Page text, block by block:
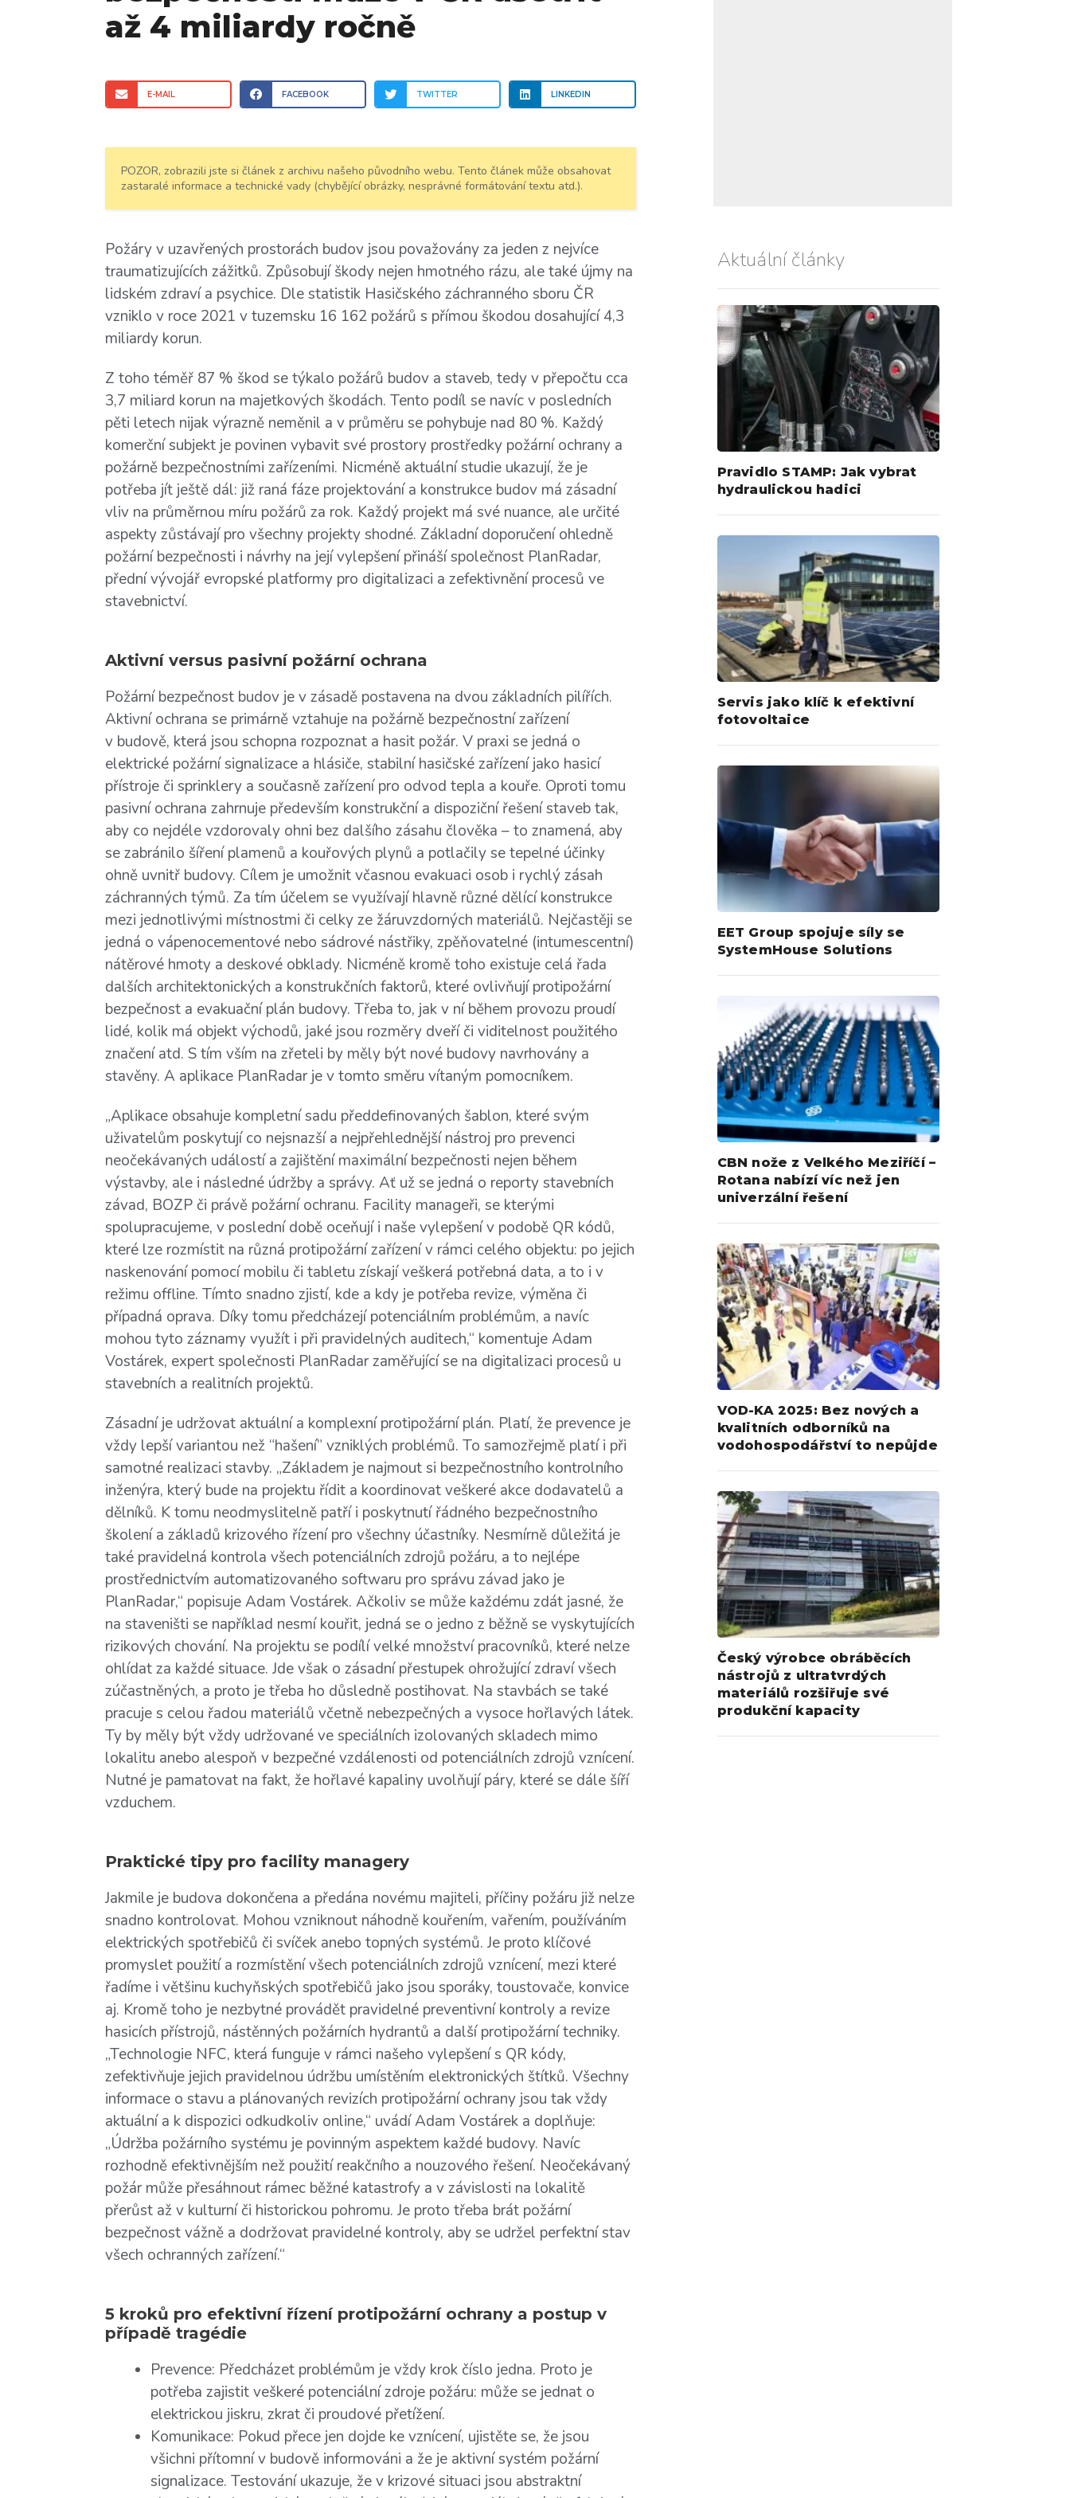
až 4 miliardy ročně
E-MAIL FACEBOOK TWITTER LINKEDIN
POZOR, zobrazili jste si článek z archivu našeho původního webu. Tento článek může obsahovat
zastaralé informace a technické vady (chybějící obrázky, nesprávné formátování textu atd.).
Požáry v uzavřených prostorách budov jsou považovány za jeden z nejvíce
traumatizujících zážitků. Způsobují škody nejen hmotného rázu, ale také újmy na
lidském zdraví a psychice. Dle statistik Hasičského záchranného sboru ČR
vzniklo v roce 2021 v tuzemsku 16 162 požárů s přímou škodou dosahující 4,3
miliardy korun.
Z toho téměř 87 % škod se týkalo požárů budov a staveb, tedy v přepočtu cca
3,7 miliard korun na majetkových škodách. Tento podíl se navíc v posledních
pěti letech nijak výrazně neměnil a v průměru se pohybuje nad 80 %. Každý
komerční subjekt je povinen vybavit své prostory prostředky požární ochrany a
požárně bezpečnostními zařízeními. Nicméně aktuální studie ukazují, že je
potřeba jít ještě dál: již raná fáze projektování a konstrukce budov má zásadní
vliv na průměrnou míru požárů za rok. Každý projekt má své nuance, ale určité
aspekty zůstávají pro všechny projekty shodné. Základní doporučení ohledně
požární bezpečnosti i návrhy na její vylepšení přináší společnost PlanRadar,
přední vývojář evropské platformy pro digitalizaci a zefektivnění procesů ve
stavebnictví.
Aktivní versus pasivní požární ochrana
Požární bezpečnost budov je v zásadě postavena na dvou základních pilířích.
Aktivní ochrana se primárně vztahuje na požárně bezpečnostní zařízení
v budově, která jsou schopna rozpoznat a hasit požár. V praxi se jedná o
elektrické požární signalizace a hlásiče, stabilní hasičské zařízení jako hasicí
přístroje či sprinklery a současně zařízení pro odvod tepla a kouře. Oproti tomu
pasivní ochrana zahrnuje především konstrukční a dispoziční řešení staveb tak,
aby co nejdéle vzdorovaly ohni bez dalšího zásahu člověka – to znamená, aby
se zabránilo šíření plamenů a kouřových plynů a potlačily se tepelné účinky
ohně uvnitř budovy. Cílem je umožnit včasnou evakuaci osob i rychlý zásah
záchranných týmů. Za tím účelem se využívají hlavně různé dělící konstrukce
mezi jednotlivými místnostmi či celky ze žáruvzdorných materiálů. Nejčastěji se
jedná o vápenocementové nebo sádrové nástřiky, zpěňovatelné (intumescentní)
nátěrové hmoty a deskové obklady. Nicméně kromě toho existuje celá řada
dalších architektonických a konstrukčních faktorů, které ovlivňují protipožární
bezpečnost a evakuační plán budovy. Třeba to, jak v ní během provozu proudí
lidé, kolik má objekt východů, jaké jsou rozměry dveří či viditelnost použitého
značení atd. S tím vším na zřeteli by měly být nové budovy navrhovány a
stavěny. A aplikace PlanRadar je v tomto směru vítaným pomocníkem.
„Aplikace obsahuje kompletní sadu předdefinovaných šablon, které svým
uživatelům poskytují co nejsnazší a nejpřehlednější nástroj pro prevenci
neočekávaných událostí a zajištění maximální bezpečnosti nejen během
výstavby, ale i následné údržby a správy. Ať už se jedná o reporty stavebních
závad, BOZP či právě požární ochranu. Facility manageři, se kterými
spolupracujeme, v poslední době oceňují i naše vylepšení v podobě QR kódů,
které lze rozmístit na různá protipožární zařízení v rámci celého objektu: po jejich
naskenování pomocí mobilu či tabletu získají veškerá potřebná data, a to i v
režimu offline. Tímto snadno zjistí, kde a kdy je potřeba revize, výměna či
případná oprava. Díky tomu předcházejí potenciálním problémům, a navíc
mohou tyto záznamy využít i při pravidelných auditech,“ komentuje Adam
Vostárek, expert společnosti PlanRadar zaměřující se na digitalizaci procesů u
stavebních a realitních projektů.
Zásadní je udržovat aktuální a komplexní protipožární plán. Platí, že prevence je
vždy lepší variantou než “hašení” vzniklých problémů. To samozřejmě platí i při
samotné realizaci stavby. „Základem je najmout si bezpečnostního kontrolního
inženýra, který bude na projektu řídit a koordinovat veškeré akce dodavatelů a
dělníků. K tomu neodmyslitelně patří i poskytnutí řádného bezpečnostního
školení a základů krizového řízení pro všechny účastníky. Nesmírně důležitá je
také pravidelná kontrola všech potenciálních zdrojů požáru, a to nejlépe
prostřednictvím automatizovaného softwaru pro správu závad jako je
PlanRadar,“ popisuje Adam Vostárek. Ačkoliv se může každému zdát jasné, že
na staveništi se například nesmí kouřit, jedná se o jedno z běžně se vyskytujících
rizikových chování. Na projektu se podílí velké množství pracovníků, které nelze
ohlídat za každé situace. Jde však o zásadní přestupek ohrožující zdraví všech
zúčastněných, a proto je třeba ho důsledně postihovat. Na stavbách se také
pracuje s celou řadou materiálů včetně nebezpečných a vysoce hořlavých látek.
Ty by měly být vždy udržované ve speciálních izolovaných skladech mimo
lokalitu anebo alespoň v bezpečné vzdálenosti od potenciálních zdrojů vznícení.
Nutné je pamatovat na fakt, že hořlavé kapaliny uvolňují páry, které se dále šíří
vzduchem.
Praktické tipy pro facility managery
Jakmile je budova dokončena a předána novému majiteli, příčiny požáru již nelze
snadno kontrolovat. Mohou vzniknout náhodně kouřením, vařením, používáním
elektrických spotřebičů či svíček anebo topných systémů. Je proto klíčové
promyslet použití a rozmístění všech potenciálních zdrojů vznícení, mezi které
řadíme i většinu kuchyňských spotřebičů jako jsou sporáky, toustovače, konvice
aj. Kromě toho je nezbytné provádět pravidelné preventivní kontroly a revize
hasicích přístrojů, nástěnných požárních hydrantů a další protipožární techniky.
„Technologie NFC, která funguje v rámci našeho vylepšení s QR kódy,
zefektivňuje jejich pravidelnou údržbu umístěním elektronických štítků. Všechny
informace o stavu a plánovaných revizích protipožární ochrany jsou tak vždy
aktuální a k dispozici odkudkoliv online,“ uvádí Adam Vostárek a doplňuje:
„Údržba požárního systému je povinným aspektem každé budovy. Navíc
rozhodně efektivnějším než použití reakčního a nouzového řešení. Neočekávaný
požár může přesáhnout rámec běžné katastrofy a v závislosti na lokalitě
přerůst až v kulturní či historickou pohromu. Je proto třeba brát požární
bezpečnost vážně a dodržovat pravidelné kontroly, aby se udržel perfektní stav
všech ochranných zařízení.“
5 kroků pro efektivní řízení protipožární ochrany a postup v
případě tragédie
Prevence: Předcházet problémům je vždy krok číslo jedna. Proto je
potřeba zajistit veškeré potenciální zdroje požáru: může se jednat o
elektrickou jiskru, zkrat či proudové přetížení.
Komunikace: Pokud přece jen dojde ke vznícení, ujistěte se, že jsou
všichni přítomní v budově informováni a že je aktivní systém požární
signalizace. Testování ukazuje, že v krizové situaci jsou abstraktní
Aktuální články
Pravidlo STAMP: Jak vybrat
hydraulickou hadici
Servis jako klíč k efektivní
fotovoltaice
EET Group spojuje síly se
SystemHouse Solutions
CBN nože z Velkého Meziříčí –
Rotana nabízí víc než jen
univerzální řešení
VOD-KA 2025: Bez nových a
kvalitních odborníků na
vodohospodářství to nepůjde
Český výrobce obráběcích
nástrojů z ultratvrdých
materiálů rozšiřuje své
produkční kapacity